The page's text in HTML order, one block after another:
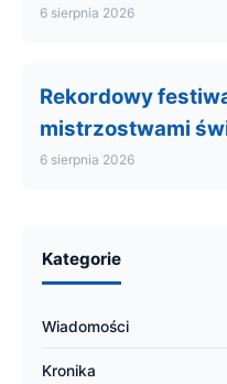
6 sierpnia 2026
Rekordowy
mistrzostwami
6 sierpnia 2026
Kategorie
Wiadomości
Kronika